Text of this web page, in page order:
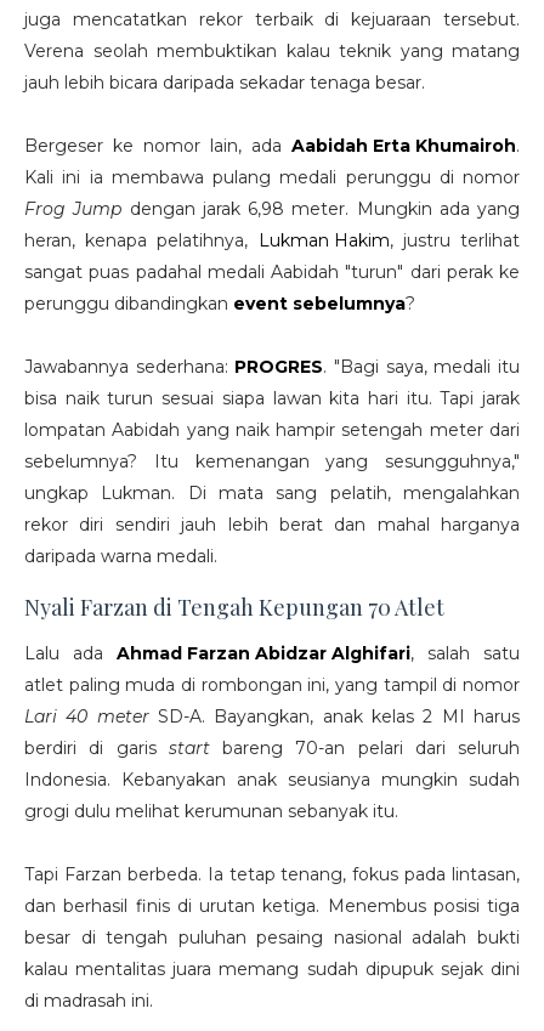
juga mencatatkan rekor terbaik di kejuaraan tersebut.
Verena seolah membuktikan kalau teknik yang matang
jauh lebih bicara daripada sekadar tenaga besar.
Bergeser ke nomor lain, ada Aabidah Erta Khumairoh.
Kali ini ia membawa pulang medali perunggu di nomor
Frog Jump dengan jarak 6,98 meter. Mungkin ada yang
heran, kenapa pelatihnya, Lukman Hakim, justru terlihat
sangat puas padahal medali Aabidah "turun" dari perak ke
perunggu dibandingkan event sebelumnya?
Jawabannya sederhana: PROGRES. "Bagi saya, medali itu
bisa naik turun sesuai siapa lawan kita hari itu. Tapi jarak
lompatan Aabidah yang naik hampir setengah meter dari
sebelumnya? Itu kemenangan yang sesungguhnya,"
ungkap Lukman. Di mata sang pelatih, mengalahkan
rekor diri sendiri jauh lebih berat dan mahal harganya
daripada warna medali.
Nyali Farzan di Tengah Kepungan 70 Atlet
Lalu ada Ahmad Farzan Abidzar Alghifari, salah satu
atlet paling muda di rombongan ini, yang tampil di nomor
Lari 40 meterSD-A. Bayangkan, anak kelas 2 MI harus
berdiri di garis startbareng 70-an pelari dari seluruh
Indonesia. Kebanyakan anak seusianya mungkin sudah
grogi dulu melihat kerumunan sebanyak itu.
Tapi Farzan berbeda. Ia tetap tenang, fokus pada lintasan,
dan berhasil finis di urutan ketiga. Menembus posisi tiga
besar di tengah puluhan pesaing nasional adalah bukti
kalau mentalitas juara memang sudah dipupuk sejak dini
di madrasah ini.